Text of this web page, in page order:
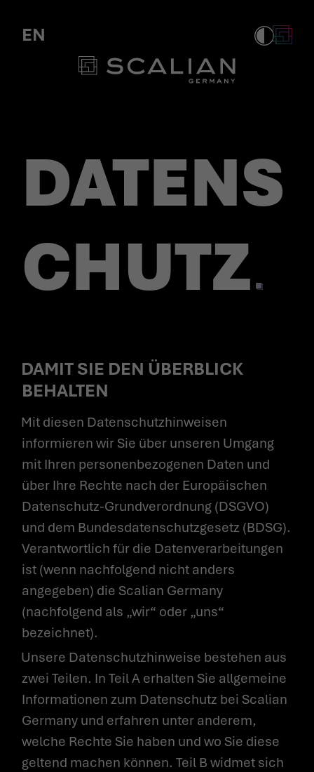
EN
DATENS
CHUTZ
DAMIT SIE DEN ÜBERBLICK
BEHALTEN
Mit diesen Datenschutzhinweisen
informieren wir Sie über unseren Umgang
mit Ihren personenbezogenen Daten und
über Ihre Rechte nach der Europäischen
Datenschutz-Grundverordnung (DSGVO)
und dem Bundesdatenschutzgesetz (BDSG).
Verantwortlich für die Datenverarbeitungen
ist (wenn nachfolgend nicht anders
angegeben) die Scalian Germany
(nachfolgend als „wir“ oder „uns“
bezeichnet).
Unsere Datenschutzhinweise bestehen aus
zwei Teilen. In Teil A erhalten Sie allgemeine
Informationen zum Datenschutz bei Scalian
Germany und erfahren unter anderem,
welche Rechte Sie haben und wo Sie diese
geltend machen können. Teil B widmet sich